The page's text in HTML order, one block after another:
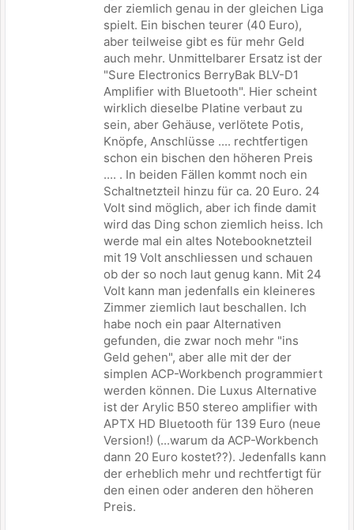
der ziemlich genau in der gleichen Liga
spielt. Ein bischen teurer (40 Euro),
aber teilweise gibt es für mehr Geld
auch mehr. Unmittelbarer Ersatz ist der
"Sure Electronics BerryBak BLV-D1
Amplifier with Bluetooth". Hier scheint
wirklich dieselbe Platine verbaut zu
sein, aber Gehäuse, verlötete Potis,
Knöpfe, Anschlüsse .... rechtfertigen
schon ein bischen den höheren Preis
.... . In beiden Fällen kommt noch ein
Schaltnetzteil hinzu für ca. 20 Euro. 24
Volt sind möglich, aber ich finde damit
wird das Ding schon ziemlich heiss. Ich
werde mal ein altes Notebooknetzteil
mit 19 Volt anschliessen und schauen
ob der so noch laut genug kann. Mit 24
Volt kann man jedenfalls ein kleineres
Zimmer ziemlich laut beschallen. Ich
habe noch ein paar Alternativen
gefunden, die zwar noch mehr "ins
Geld gehen", aber alle mit der der
simplen ACP-Workbench programmiert
werden können. Die Luxus Alternative
ist der Arylic B50 stereo amplifier with
APTX HD Bluetooth für 139 Euro (neue
Version!) (...warum da ACP-Workbench
dann 20 Euro kostet??). Jedenfalls kann
der erheblich mehr und rechtfertigt für
den einen oder anderen den höheren
Preis.